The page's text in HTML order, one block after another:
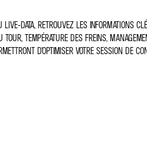
LIVE-DATA, RETROUVEZ LES INFORMATIONS
TOUR, TEMPÉRATURE DES FREINS,
D’OPTIMISER VOTRE SESSION DE